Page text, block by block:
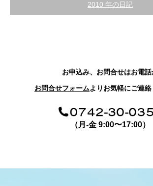
2010 年の日記
お申込み、お問合せはお電話
お問合せフォームよりお気軽にご連絡
（月-金 9:00〜17:00）